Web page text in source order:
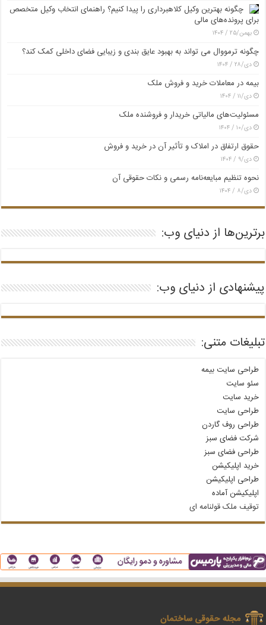
چگونه بهترین وکیل کلاهبرداری را پیدا کنیم؟ راهنمای انتخاب وکیل متخصص
برای پرونده‌های مالی
بهمن/۲۵ / ۱۴۰۴
چگونه ترمووال می تواند به بهبود عایق بندی و زیبایی فضای داخلی کمک کند؟
دی/۲۸ / ۱۴۰۴
بیمه در معاملات خرید و فروش ملک
دی/۱۱ / ۱۴۰۴
مسئولیت‌های مالیاتی خریدار و فروشنده ملک
دی/۱۰ / ۱۴۰۴
حقوق ارتفاق در املاک و تأثیر آن در خرید و فروش
دی/۹ / ۱۴۰۴
نحوه تنظیم مبایعه‌نامه رسمی و نکات حقوقی آن
دی/۸ / ۱۴۰۴
برترین‌ها از دنیای وب:
پیشنهادی از دنیای وب:
تبلیغات متنی:
طراحی سایت بیمه
سئو سایت
خرید سایت
طراحی سایت
طراحی روف گاردن
شرکت فضای سبز
طراحی فضای سبز
خرید اپلیکیشن
طراحی اپلیکیشن
اپلیکیشن آماده
توقیف ملک قولنامه‌ ای